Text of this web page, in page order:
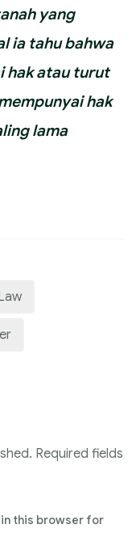
yang
ia tahu bahwa
hak atau turut
hak
lama
Required fields
in this browser for